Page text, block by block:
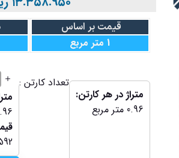
قیمت بر اساس
1 متر مربع
متراژ در هر کارتن:
0.96 متر مربع
تعداد کارتن :